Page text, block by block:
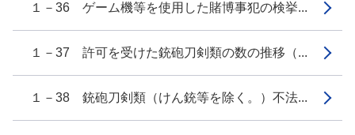
１－36 ゲーム機等を使用した賭博事犯の検挙...
１－37 許可を受けた銃砲刀剣類の数の推移（...
１－38 銃砲刀剣類（けん銃等を除く。）不法...